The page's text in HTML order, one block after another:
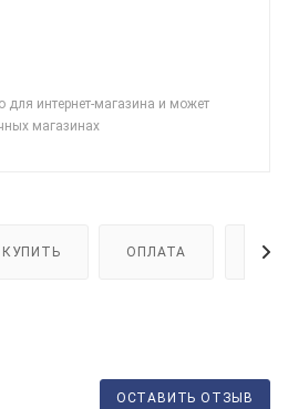
для интернет-магазина и может
магазинах
КУПИТЬ ОПЛАТА
ОСТАВИТЬ ОТЗЫВ